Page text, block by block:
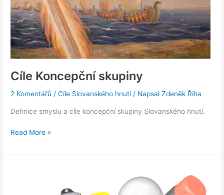
Cíle Koncepční skupiny
2 Komentářů /Cíle Slovanského hnutí/ NapsalZdeněk Říha
Definice smyslu a cíle koncepční skupiny Slovanského hnutí.
Cíle
skupiny
Read More »